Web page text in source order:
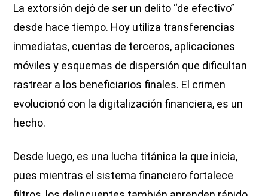
La extorsión dejó de ser un delito “de efectivo”
desde hace tiempo. Hoy utiliza transferencias
inmediatas, cuentas de terceros, aplicaciones
móviles y esquemas de dispersión que dificultan
rastrear a los beneficiarios finales. El crimen
evolucionó con la digitalización financiera, es un
hecho.
Desde luego, es una lucha titánica la que inicia,
pues mientras el sistema financiero fortalece